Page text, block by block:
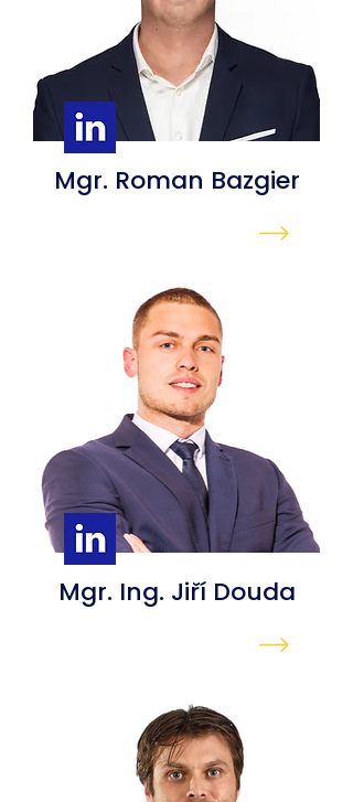
Mgr. Roman Bazgier
Mgr. Ing. Jiří Douda